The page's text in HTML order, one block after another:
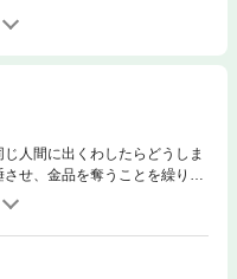
人間に出くわしたらどうしま
せ、金品を奪うことを繰り返
キモオタを子分に連れ歩く茶
二つの外見の女、穂乃花と出
！！二人の想像を絶する因縁
の鈴丸れいじ、渾身の一